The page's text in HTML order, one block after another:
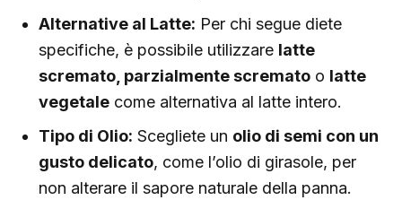
Alternative al Latte: Per chi segue diete
specifiche, è possibile utilizzare latte
scremato, parzialmente scremato o latte
vegetale come alternativa al latte intero.
Tipo di Olio: Scegliete un olio di semi con un
gusto delicato, come l’olio di girasole, per
non alterare il sapore naturale della panna.